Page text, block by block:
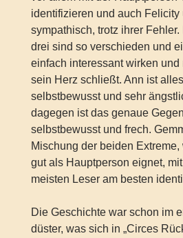
identifizieren und auch Felicity
sympathisch, trotz ihrer
drei sind so verschieden und
einfach interessant wirken und
sein Herz schließt. Ann ist
selbstbewusst und sehr
dagegen ist das genaue
selbstbewusst und frech.
Mischung der beiden
gut als Hauptperson eignet,
meisten Leser am besten
Die Geschichte war schon im
düster, was sich in „Circes